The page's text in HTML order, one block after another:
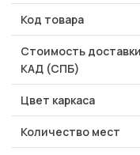
Код товара
Стоимость
КАД (СПБ)
Цвет каркаса
Количество мест